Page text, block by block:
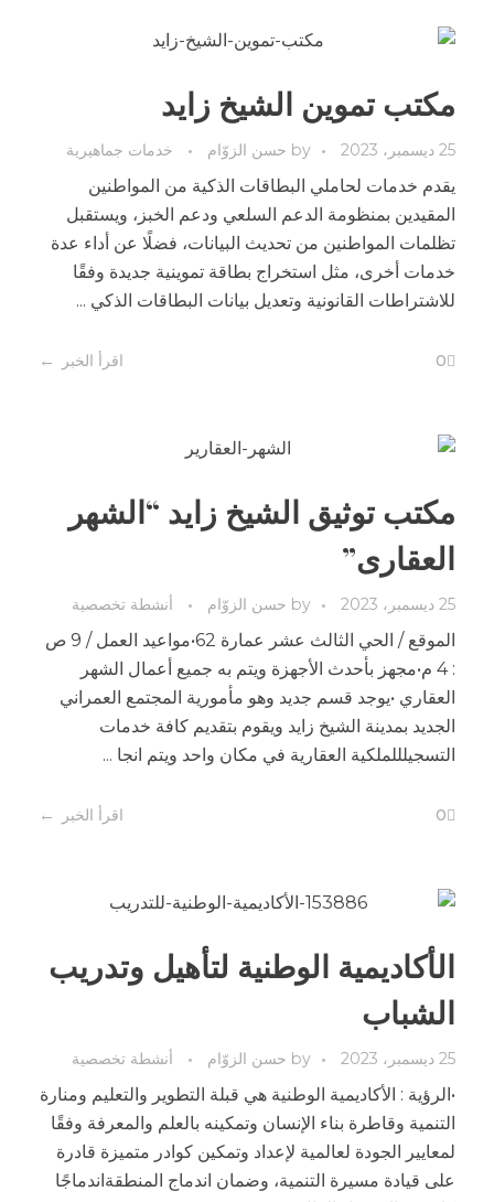
مكتب تموين الشيخ زايد
25 ديسمبر، 2023 by حسن الزوّام خدمات جماهيرية
يقدم خدمات لحاملي البطاقات الذكية من المواطنين
المقيدين بمنظومة الدعم السلعي ودعم الخبز، ويستقبل
تظلمات المواطنين من تحديث البيانات، فضلًا عن أداء عدة
خدمات أخرى، مثل استخراج بطاقة تموينية جديدة وفقًا
للاشتراطات القانونية وتعديل بيانات البطاقات الذكي ...
اقرأ الخبر 0
مكتب توثيق الشيخ زايد “الشهر
العقارى”
25 ديسمبر، 2023 by حسن الزوّام أنشطة تخصصية
الموقع / الحي الثالث عشر عمارة 62•مواعيد العمل / 9 ص
: 4 م•مجهز بأحدث الأجهزة ويتم به جميع أعمال الشهر
العقاري •يوجد قسم جديد وهو مأمورية المجتمع العمراني
الجديد بمدينة الشيخ زايد ويقوم بتقديم كافة خدمات
التسجيلللملكية العقارية في مكان واحد ويتم انجا ...
اقرأ الخبر 0
الأكاديمية الوطنية لتأهيل وتدريب
الشباب
25 ديسمبر، 2023 by حسن الزوّام أنشطة تخصصية
•الرؤية : الأكاديمية الوطنية هي قبلة التطوير والتعليم ومنارة
التنمية وقاطرة بناء الإنسان وتمكينه بالعلم والمعرفة وفقًا
لمعايير الجودة لعالمية لإعداد وتمكين كوادر متميزة قادرة
على قيادة مسيرة التنمية، وضمان اندماج المنطقةاندماجًا